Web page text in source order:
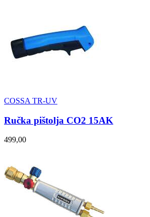
COSSA TR-UV
Ručka pištolja CO2 15AK
499,00